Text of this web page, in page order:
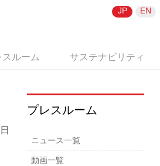
スルーム サステナビリティ
JP EN
プレスルーム
ニュース一覧
動画一覧